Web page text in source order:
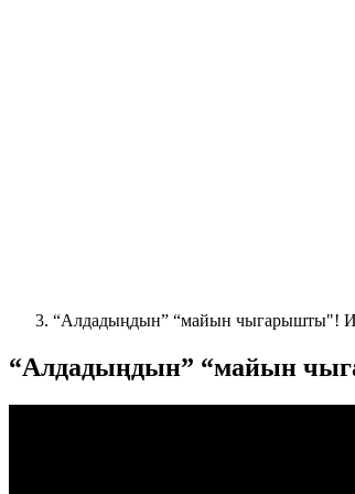
“Алдадыңдын” “майын чыгарышты"!
“Алдадыңдын” “майын